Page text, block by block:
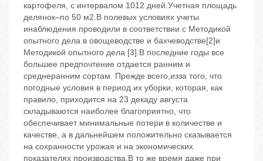
картофеля, с интервалом 1012 дней.Учетная площадь
делянок–по 50 м2.В полевых условиях учеты
инаблюдения проводили в соответствии с Методикой
опытного дела в овощеводстве и бахчеводстве[2]и
Методикой опытного дела [3].В последние годы все
большее предпочтение отдается ранним и
среднеранним сортам. Прежде всего,изза того, что
погодные условия в период их уборки, которая, как
правило, приходится на 23 декаду августа
складываются наиболее благоприятно, что
обеспечивает минимальные потери в количестве и
качестве, а в дальнейшем положительно сказывается
на сохранности урожая и на экономических
показателях производства.В то же время даже при